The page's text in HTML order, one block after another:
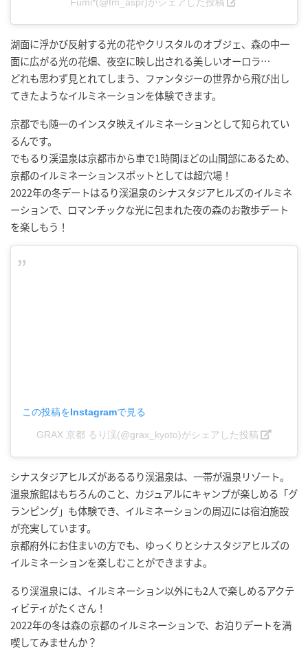
湖面に浮かび反射する光の花やクリスタルのオブジェ、森の中一
面に広がる光の花畑、夜空に映し出される美しいオーロラ…
どれも思わず見とれてしまう、ファンタジーの世界から飛び出し
てきたようなイルミネーションを体験できます。
京都でも随一のインスタ映えイルミネーションとして知られてい
るんです。
でもるり渓温泉は京都市から車で1時間ほどの山間部にあるため、
京都のイルミネーションスポットとしては超穴場！
2022年の冬デートはるり渓温泉のシナスタジアヒルズのイルミネ
ーションで、ロマンチックな光に包まれた夜の森のお散歩デート
を楽しもう！
この投稿をInstagramで見る
GRAX 京都 るり渓(@grax_kyoto)がシェアした投稿
シナスタジアヒルズがあるるり渓温泉は、一帯が温泉リゾート。
温泉旅館はもちろんのこと、カジュアルにキャンプが楽しめる「グ
ランピング」も体験でき、イルミネーションの周辺には宿泊施設
が充実しています。
京都府外にお住まいの方でも、ゆっくりとシナスタジアヒルズの
イルミネーションを楽しむことができますよ。
るり渓温泉には、イルミネーション以外にも2人で楽しめるアクテ
ィビティがたくさん！
2022年の冬は森の京都のイルミネーションで、お泊りデートを満
喫してみませんか？